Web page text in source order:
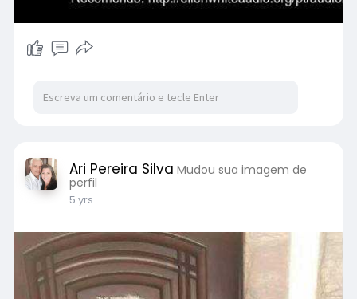
Ari Pereira Silva Mudou sua imagem de
perfil
5 yrs